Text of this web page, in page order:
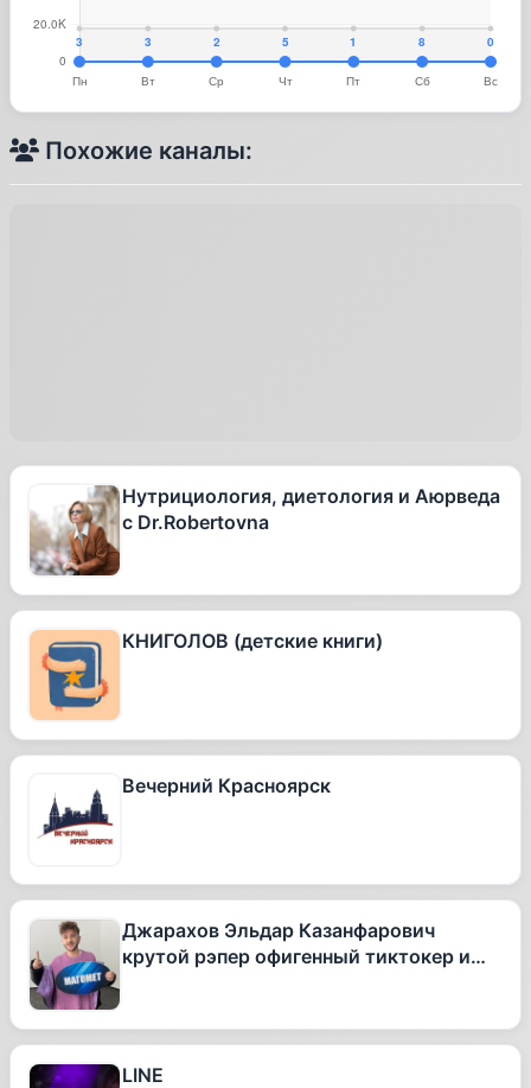
Похожие каналы:
Нутрициология, диетология и Аюрведа
с Dr.Robertovna
КНИГОЛОВ (детские книги)
Вечерний Красноярск
Джарахов Эльдар Казанфарович
крутой рэпер офигенный тиктокер и
LINE